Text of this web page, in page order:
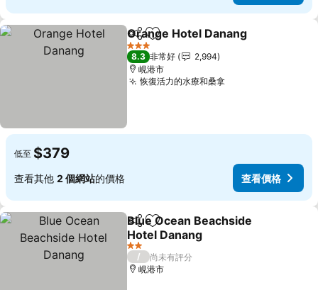
分享 加入我的最愛
Orange Hotel Danang
3 星級
8.3 非常好
2,994
峴港市
恢復活力的水療和桑拿
低至 $379
查看其他 2 個網站的價格 查看價格
分享 加入我的最愛
Blue Ocean Beachside
Hotel Danang
2 星級
/
尚未有評分
峴港市